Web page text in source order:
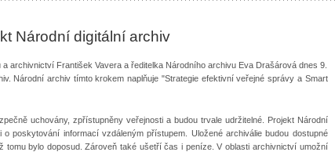
Národní digitální archiv
archivnictví František Vavera a ředitelka Národního archivu Eva Drašárová dnes 9.
Národní archiv tímto krokem naplňuje "Strategie efektivní veřejné správy a Smart
uchovány, zpřístupněny veřejnosti a budou trvale udržitelné. Projekt Národní
poskytování informací vzdáleným přístupem. Uložené archiválie budou dostupné
bylo doposud. Zároveň také ušetří čas i peníze. V oblasti archivnictví umožní